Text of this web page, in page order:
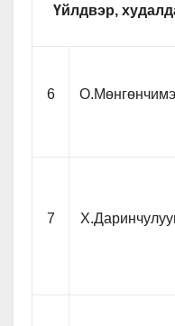
Үйлдвэр,
6
7